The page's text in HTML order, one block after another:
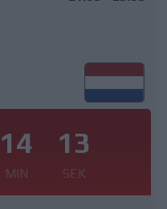
14
MIN
12
SEK